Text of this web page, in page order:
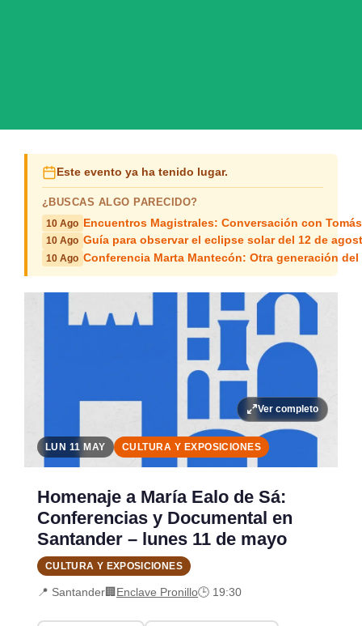
Este evento ya ha tenido lugar.
¿BUSCAS ALGO PARECIDO?
10 Ago Encuentros Magistrales: Conversación con
10 Ago Guía para observar el eclipse solar del 12 de
10 Ago Conferencia Marta Mantecón: Otra generación del
Ver completo
LUN 11 MAY CULTURA Y EXPOSICIONES
Homenaje a María Ealo de Sá:
Conferencias y Documental en
Santander – lunes 11 de mayo
CULTURA Y EXPOSICIONES
📍 Santander🏢Enclave Pronillo🕒 19:30